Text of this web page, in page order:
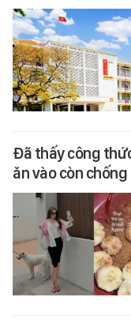
Đã thấy công
ăn vào còn chống